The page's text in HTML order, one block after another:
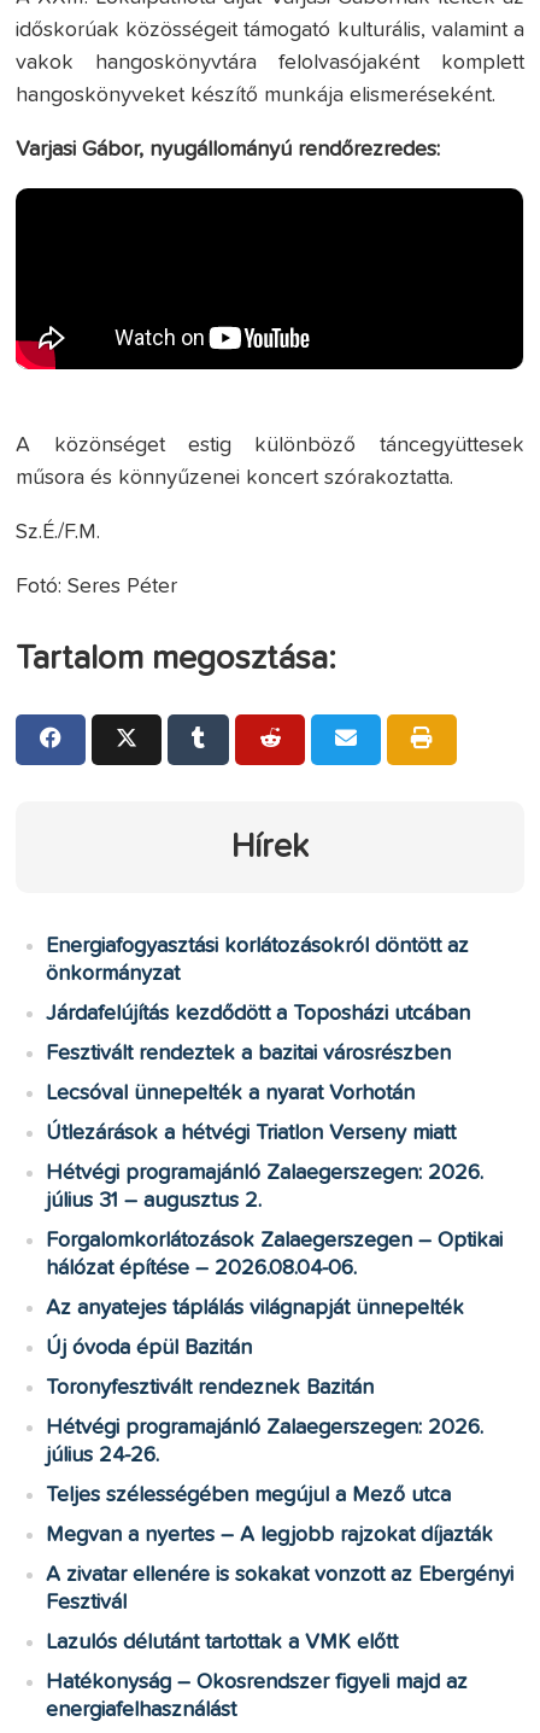
időskorúak közösségeit támogató kulturális, valamint a
vakok hangoskönyvtára felolvasójaként komplett
hangoskönyveket készítő munkája elismeréseként.
Varjasi Gábor, nyugállományú rendőrezredes:
A közönséget estig különböző táncegyüttesek
műsora és könnyűzenei koncert szórakoztatta.
Sz.É./F.M.
Fotó: Seres Péter
Tartalom megosztása:
Hírek
Energiafogyasztási korlátozásokról döntött az
önkormányzat
Járdafelújítás kezdődött a Toposházi utcában
Fesztivált rendeztek a bazitai városrészben
Lecsóval ünnepelték a nyarat Vorhotán
Útlezárások a hétvégi Triatlon Verseny miatt
Hétvégi programajánló Zalaegerszegen: 2026.
július 31 – augusztus 2.
Forgalomkorlátozások Zalaegerszegen – Optikai
hálózat építése – 2026.08.04-06.
Az anyatejes táplálás világnapját ünnepelték
Új óvoda épül Bazitán
Toronyfesztivált rendeznek Bazitán
Hétvégi programajánló Zalaegerszegen: 2026.
július 24-26.
Teljes szélességében megújul a Mező utca
Megvan a nyertes – A legjobb rajzokat díjazták
A zivatar ellenére is sokakat vonzott az Ebergényi
Fesztivál
Lazulós délutánt tartottak a VMK előtt
Hatékonyság – Okosrendszer figyeli majd az
energiafelhasználást